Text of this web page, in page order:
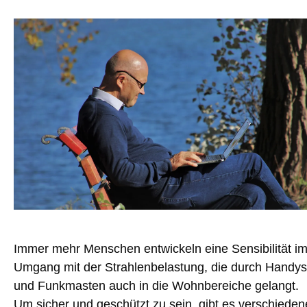
Immer mehr Menschen entwickeln eine Sensibilität im
Umgang mit der Strahlenbelastung, die durch Handys
und Funkmasten auch in die Wohnbereiche gelangt.